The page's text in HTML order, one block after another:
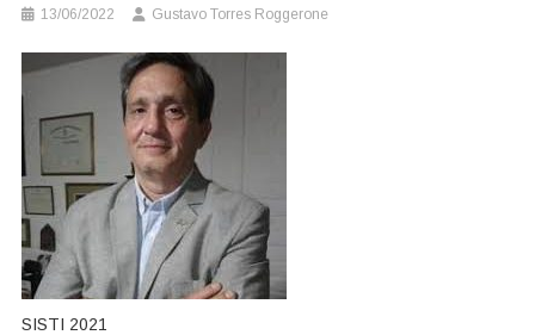
13/06/2022 Gustavo Torres Roggerone
SISTI 2021